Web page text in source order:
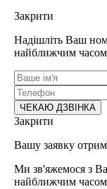
Закрити
Надішліть Ваш
найближчим
Закрити
Вашу заявку
Ми зв'яжемося з
найближчим